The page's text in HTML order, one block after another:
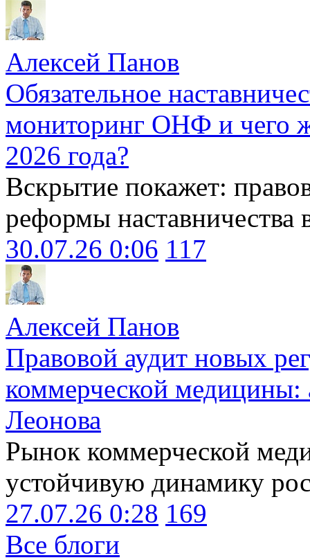
Алексей Панов
Обязательное
мониторинг ОНФ и чего
2026 года?
Вскрытие покажет:
реформы наставничества
30.07.26 0:06 117
Алексей Панов
Правовой аудит новых
коммерческой медицины:
Леонова
Рынок коммерческой
устойчивую динамику
27.07.26 0:28 169
Все блоги